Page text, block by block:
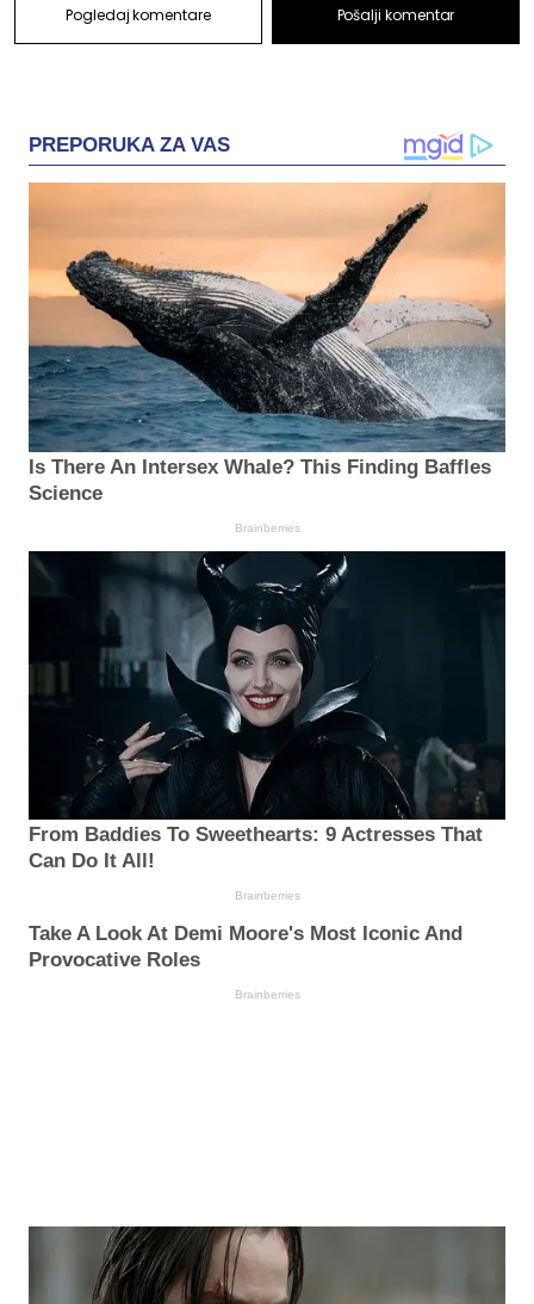
Pogledaj komentare Pošalji komentar
PREPORUKA ZA VAS
Is There An Intersex Whale? This Finding Baffles
Science
Brainberries
From Baddies To Sweethearts: 9 Actresses That
Can Do It All!
Brainberries
Take A Look At Demi Moore's Most Iconic And
Provocative Roles
Brainberries